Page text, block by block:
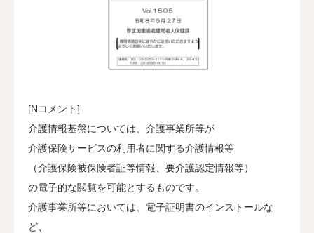
[Nコメント]
介護情報基盤については、介護事業所等が
介護保険サービスの利用者に関する介護情報等
（介護保険被保険者証等情報、要介護認定情報等）
の電子的な閲覧を可能とするものです。
介護事業所等においては、電子証明書のインストールな
ど、